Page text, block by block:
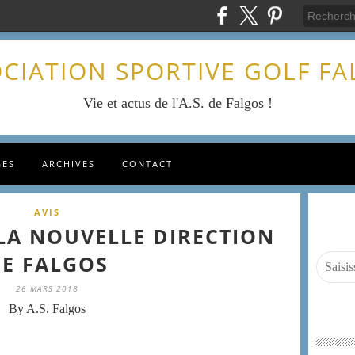
SPORTIVE GOLF
Vie et actus de l'A.S. de Falgos !
ARCHIVES CONTACT
AVIS
NOUVELLE DIRECTION
FALGOS
26 MARS 2018
By A.S. Falgos